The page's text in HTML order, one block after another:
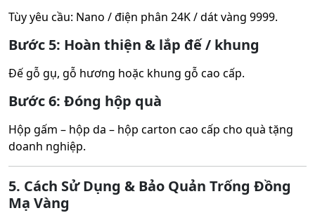
Tùy yêu cầu: Nano / điện phân 24K / dát vàng 9999.
Bước 5: Hoàn thiện & lắp đế / khung
Đế gỗ gụ, gỗ hương hoặc khung gỗ cao cấp.
Bước 6: Đóng hộp quà
Hộp gấm – hộp da – hộp carton cao cấp cho quà tặng
doanh nghiệp.
5. Cách Sử Dụng & Bảo Quản Trống Đồng
Mạ Vàng